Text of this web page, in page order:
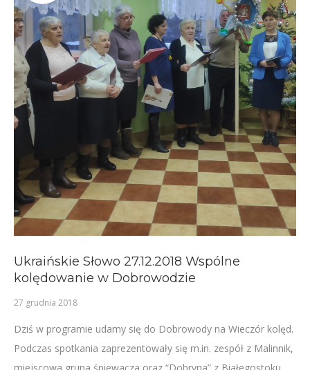
Ukraińskie Słowo 27.12.2018 Wspólne
kolędowanie w Dobrowodzie
27 grudnia 2018
Dziś w programie udamy się do Dobrowody na Wieczór kolęd.
Podczas spotkania zaprezentowały się m.in. zespół z Malinnik,